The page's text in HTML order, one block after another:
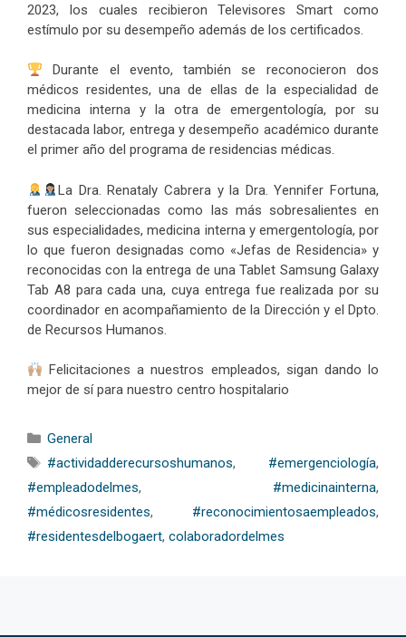
2023, los cuales recibieron Televisores Smart como
estímulo por su desempeño además de los certificados.
Durante el evento, también se reconocieron dos
médicos residentes, una de ellas de la especialidad de
medicina interna y la otra de emergentología, por su
destacada labor, entrega y desempeño académico durante
el primer año del programa de residencias médicas.
La Dra. Renataly Cabrera y la Dra. Yennifer Fortuna,
fueron seleccionadas como las más sobresalientes en
sus especialidades, medicina interna y emergentología, por
lo que fueron designadas como «Jefas de Residencia» y
reconocidas con la entrega de una Tablet Samsung Galaxy
Tab A8 para cada una, cuya entrega fue realizada por su
coordinador en acompañamiento de la Dirección y el Dpto.
de Recursos Humanos.
Felicitaciones a nuestros empleados, sigan dando lo
mejor de sí para nuestro centro hospitalario
Categorías
General
Etiquetas
#actividadderecursoshumanos, #emergenciología,
#empleadodelmes, #medicinainterna,
#médicosresidentes, #reconocimientosaempleados,
#residentesdelbogaert, colaboradordelmes